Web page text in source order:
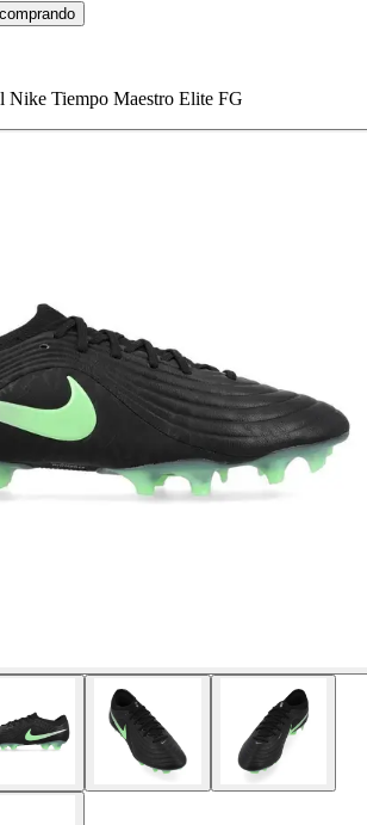
Nike Tiempo Maestro Elite FG